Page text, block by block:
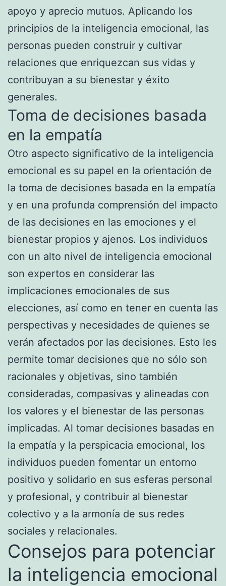
apoyo y aprecio mutuos. Aplicando los
principios de la inteligencia emocional, las
personas pueden construir y cultivar
relaciones que enriquezcan sus vidas y
contribuyan a su bienestar y éxito
generales.
Toma de decisiones basada
en la empatía
Otro aspecto significativo de la inteligencia
emocional es su papel en la orientación de
la toma de decisiones basada en la empatía
y en una profunda comprensión del impacto
de las decisiones en las emociones y el
bienestar propios y ajenos. Los individuos
con un alto nivel de inteligencia emocional
son expertos en considerar las
implicaciones emocionales de sus
elecciones, así como en tener en cuenta las
perspectivas y necesidades de quienes se
verán afectados por las decisiones. Esto les
permite tomar decisiones que no sólo son
racionales y objetivas, sino también
consideradas, compasivas y alineadas con
los valores y el bienestar de las personas
implicadas. Al tomar decisiones basadas en
la empatía y la perspicacia emocional, los
individuos pueden fomentar un entorno
positivo y solidario en sus esferas personal
y profesional, y contribuir al bienestar
colectivo y a la armonía de sus redes
sociales y relacionales.
Consejos para potenciar
la inteligencia emocional